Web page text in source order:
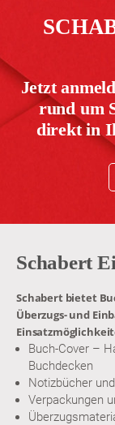
Jetzt
rund um
direkt in
Schabert
Schabert bietet
Überzugs- und
Buch-Cover –
Buchdecken
Notizbücher
Verpackungen